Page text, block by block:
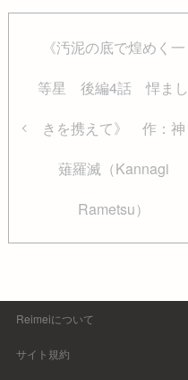
《汚泥の底で煌めく一
等星 後編4話 悍まし
きを携えて》 作：神
薙羅滅（Kannagi
Rametsu）
Reimeiについて
サイト規約